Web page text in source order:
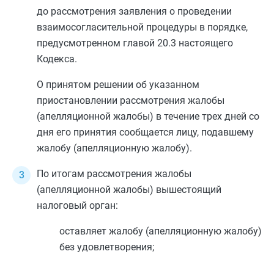
до рассмотрения заявления о проведении
взаимосогласительной процедуры в порядке,
предусмотренном главой 20.3 настоящего
Кодекса.
О принятом решении об указанном
приостановлении рассмотрения жалобы
(апелляционной жалобы) в течение трех дней со
дня его принятия сообщается лицу, подавшему
жалобу (апелляционную жалобу).
По итогам рассмотрения жалобы
(апелляционной жалобы) вышестоящий
налоговый орган:
оставляет жалобу (апелляционную жалобу)
без удовлетворения;